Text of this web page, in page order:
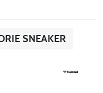
SNEAKER